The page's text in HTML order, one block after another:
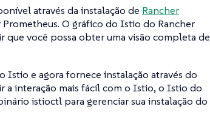
através da instalação de Rancher
O gráfico do Istio do Rancher
você possa obter uma visão completa de
e agora fornece instalação através do
interação mais fácil com o Istio, o Istio do
istioctl para gerenciar sua instalação do